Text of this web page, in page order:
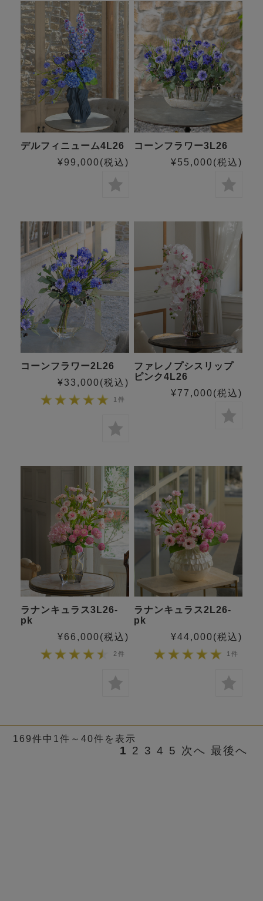
デルフィニューム4L26
¥99,000(税込)
コーンフラワー3L26
¥55,000(税込)
コーンフラワー2L26
¥33,000(税込)
1件
ファレノプシスリップ
ピンク4L26
¥77,000(税込)
ラナンキュラス3L26-
pk
¥66,000(税込)
2件
ラナンキュラス2L26-
pk
¥44,000(税込)
1件
169件中1件～40件を表示
1 2 3 4 5 次へ 最後へ